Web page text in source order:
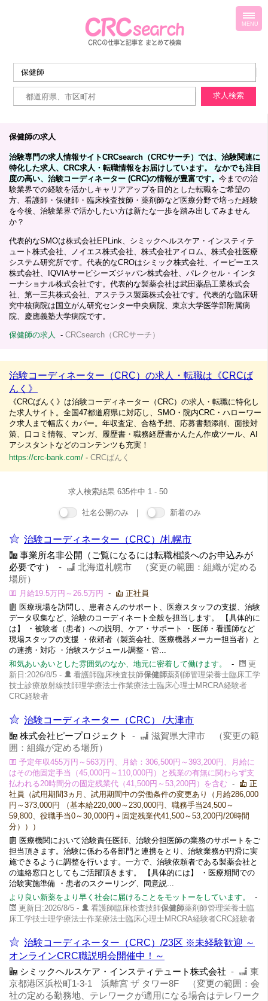
保健師の求人
治験専門の求人情報サイトCRCsearch（CRCサーチ）では、治験関連に
特化した求人、CRC求人・転職情報をお届けしています。 なかでも注目
度の高い、治験コーディネーター (CRC)の情報が豊富です。 今までの治
験業界での経験を活かしキャリアアップを目的とした転職をご希望の
方、看護師・保健師・臨床検査技師・薬剤師など医療分野で培った経験
を今後、治験業界で活かしたい方は新たな一歩を踏み出してみません
か？
代表的なSMOは株式会社EPLink、シミックヘルスケア・インスティテ
ュート株式会社、ノイエス株式会社、株式会社アイロム、株式会社医療
システム研究所です。代表的なCROはシミック株式会社、イーピーエス
株式会社、IQVIAサービシーズジャパン株式会社、パレクセル・インタ
ーナショナル株式会社です。代表的な製薬会社は武田薬品工業株式会
社、第一三共株式会社、アステラス製薬株式会社です。代表的な臨床研
究中核病院は国立がん研究センター中央病院、東京大学医学部附属病
院、慶應義塾大学病院です。
保健師の求人 - CRCsearch（CRCサーチ）
治験コーディネーター（CRC）の求人・転職は《CRCば
んく》
《CRCばんく》は治験コーディネーター（CRC）の求人・転職に特化し
た求人サイト。全国47都道府県に対応し、SMO・院内CRC・ハローワー
ク求人まで幅広くカバー。年収査定、合格予想、応募書類添削、面接対
策、口コミ情報、マンガ、履歴書・職務経歴書かんたん作成ツール、AI
アシスタントなどのコンテンツも充実！
https://crc-bank.com/ - CRCばんく
求人検索結果 635件中 1 - 50
社名公開のみ ｜ 新着のみ
治験コーディネーター（CRC）/札幌市
事業所名非公開（ご覧になるには転職相談へのお申込みが
必要です）
-
北海道札幌市 （変更の範囲：組織が定める
場所）
月給19.5万円～26.5万円 -
正社員
医療現場を訪問し、患者さんのサポート、医療スタッフの支援、治験
データ収集など、治験のコーディネート全般を担当します。 【具体的に
は】 ・被験者（患者）への説明、ケア・サポート ・医師・看護師など
現場スタッフの支援 ・依頼者（製薬会社、医療機器メーカー担当者）と
の連携・対応 ・治験スケジュール調整・管...
和気あいあいとした雰囲気のなか、地元に密着して働けます。
-
更
新日:2026/8/5 -
看護師臨床検査技師保健師薬剤師管理栄養士臨床工学
技士診療放射線技師理学療法士作業療法士臨床心理士MRCRA経験者
CRC経験者
治験コーディネーター（CRC） /大津市
株式会社ピープロジェクト -
滋賀県大津市 （変更の範
囲：組織が定める場所）
予定年収455万円～563万円、月給：306,500円～393,200円、月給に
はその他固定手当（45,000円～110,000円）と残業の有無に関わらず支
払われる20時間分の固定残業代（41,500円～53,200円）を含む -
正
社員（試用期間3ヵ月、試用期間中の労働条件の変更あり（月給286,000
円～373,000円 （基本給220,000～230,000円、職務手当24,500～
59,800、役職手当0～30,000円＋固定残業代41,500～53,200円/20時間
分）））
医療機関において治験責任医師、治験分担医師の業務のサポートをご
担当頂きます。治験に係わる各部門と連携をとり、治験業務が円滑に実
施できるように調整を行います。一方で、治験依頼者である製薬会社と
の連絡窓口としてもご活躍頂きます。 【具体的には】 ・医療期間での
治験実施準備 ・患者のスクーリング、同意説...
より良い新薬をより早く社会に届けることをモットーをしています。
-
更新日:2026/8/5 -
看護師臨床検査技師保健師薬剤師管理栄養士臨
床工学技士理学療法士作業療法士臨床心理士MRCRA経験者CRC経験者
治験コーディネーター（CRC）/23区 ※未経験歓迎 ～
オンラインCRC職説明会開催中！～
シミックヘルスケア・インスティテュート株式会社 -
東
京都港区浜松町1-3-1 浜離宮 ザ タワー8F （変更の範囲：会
社の定める勤務地、テレワークが適用になる場合はテレワーク
MENU